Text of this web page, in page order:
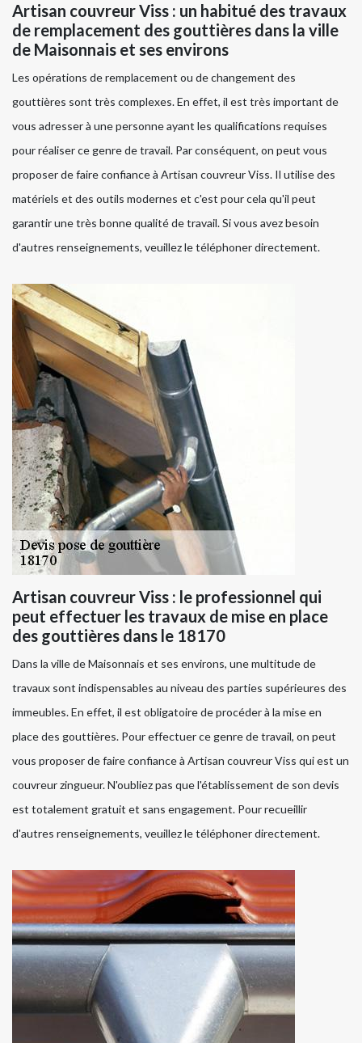
Artisan couvreur Viss : un habitué des travaux
de remplacement des gouttières dans la ville
de Maisonnais et ses environs
Les opérations de remplacement ou de changement des
gouttières sont très complexes. En effet, il est très important de
vous adresser à une personne ayant les qualifications requises
pour réaliser ce genre de travail. Par conséquent, on peut vous
proposer de faire confiance à Artisan couvreur Viss. Il utilise des
matériels et des outils modernes et c'est pour cela qu'il peut
garantir une très bonne qualité de travail. Si vous avez besoin
d'autres renseignements, veuillez le téléphoner directement.
Artisan couvreur Viss : le professionnel qui
peut effectuer les travaux de mise en place
des gouttières dans le 18170
Dans la ville de Maisonnais et ses environs, une multitude de
travaux sont indispensables au niveau des parties supérieures des
immeubles. En effet, il est obligatoire de procéder à la mise en
place des gouttières. Pour effectuer ce genre de travail, on peut
vous proposer de faire confiance à Artisan couvreur Viss qui est un
couvreur zingueur. N'oubliez pas que l'établissement de son devis
est totalement gratuit et sans engagement. Pour recueillir
d'autres renseignements, veuillez le téléphoner directement.